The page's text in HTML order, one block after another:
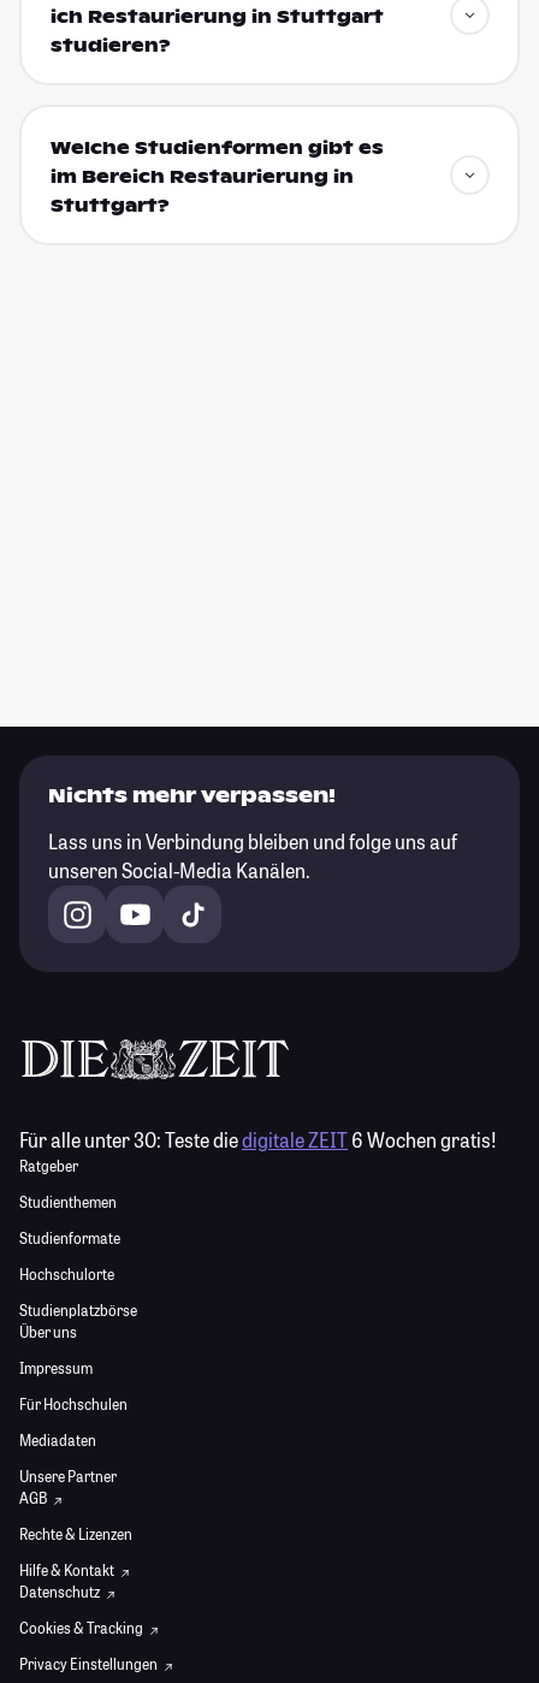
ich Restaurierung in Stuttgart
studieren?
Welche Studienformen gibt es
im Bereich Restaurierung in
Stuttgart?
Nichts mehr verpassen!
Lass uns in Verbindung bleiben und folge uns auf
unseren Social-Media Kanälen.
Für alle unter 30:Teste diedigitale ZEIT6 Wochen gratis!
Ratgeber
Studienthemen
Studienformate
Hochschulorte
Studienplatzbörse
Über uns
Impressum
Für Hochschulen
Mediadaten
Unsere Partner
AGB
Rechte & Lizenzen
Hilfe & Kontakt
Datenschutz
Cookies & Tracking
Privacy Einstellungen